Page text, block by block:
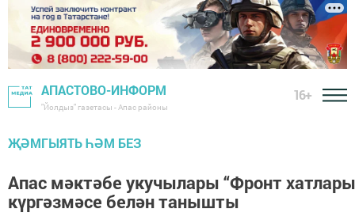
АПАСТОВО-ИНФОРМ
"Йолдыз" газетасы - Апас районы
16+
ҖӘМГЫЯТЬ ҺӘМ БЕЗ
Апас мәктәбе укучылары “Фронт
күргәзмәсе белән танышты